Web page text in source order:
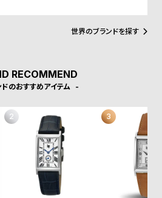
名人にも愛されています。
世界のブランドを探す
RECOMMEND
ドのおすすめアイテム